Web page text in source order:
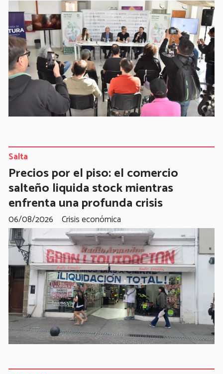
Precios por el piso: el comercio
salteño liquida stock mientras
enfrenta una profunda crisis
Crisis económica
Salta
06/08/2026